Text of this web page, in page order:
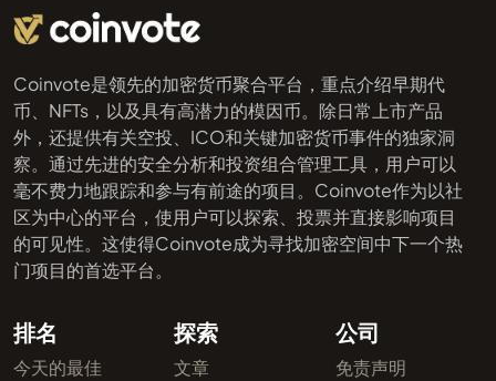
Coinvote是领先的加密货币聚合平台，重点介绍早期代
币、NFTs，以及具有高潜力的模因币。除日常上市产品
外，还提供有关空投、ICO和关键加密货币事件的独家洞
察。通过先进的安全分析和投资组合管理工具，用户可以
毫不费力地跟踪和参与有前途的项目。Coinvote作为以社
区为中心的平台，使用户可以探索、投票并直接影响项目
的可见性。这使得Coinvote成为寻找加密空间中下一个热
门项目的首选平台。
排名
今天的最佳
探索
文章
公司
免责声明